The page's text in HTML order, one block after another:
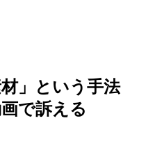
」という手法
で訴える